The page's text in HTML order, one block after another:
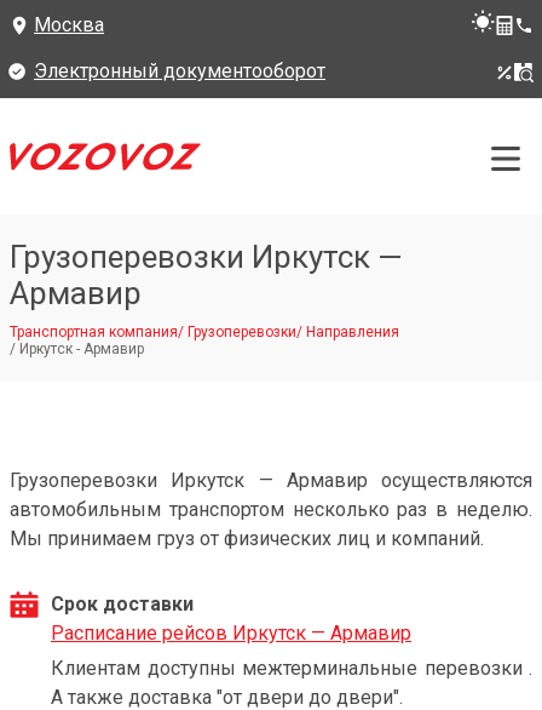
Москва
Электронный документооборот
Грузоперевозки Иркутск —
Армавир
Транспортная компания/ Грузоперевозки/ Направления
/ Иркутск - Армавир
Грузоперевозки Иркутск — Армавир осуществляются
автомобильным транспортом несколько раз в неделю.
Мы принимаем груз от физических лиц и компаний.
Срок доставки
Расписание рейсов Иркутск — Армавир
Клиентам доступны межтерминальные перевозки .
А также доставка "от двери до двери".